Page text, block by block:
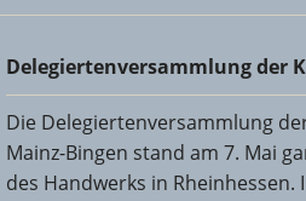
Delegiertenversammlung der
Delegiertenversammlung der
Die Delegiertenversammlung
Mainz-Bingen stand am 7. Mai
des Handwerks in